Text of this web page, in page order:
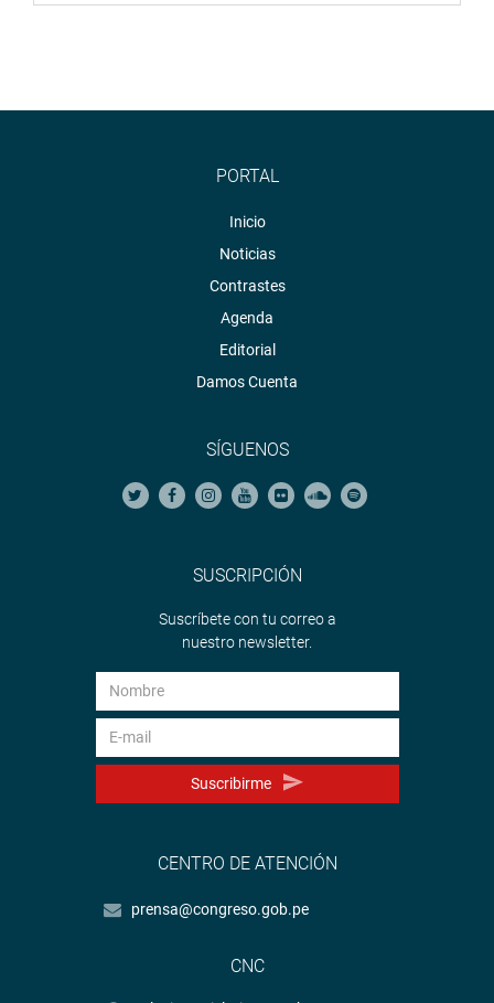
PORTAL
Inicio
Noticias
Contrastes
Agenda
Editorial
Damos Cuenta
SÍGUENOS
SUSCRIPCIÓN
Suscríbete con tu correo a
nuestro newsletter.
Suscribirme
CENTRO DE ATENCIÓN
prensa@congreso.gob.pe
CNC